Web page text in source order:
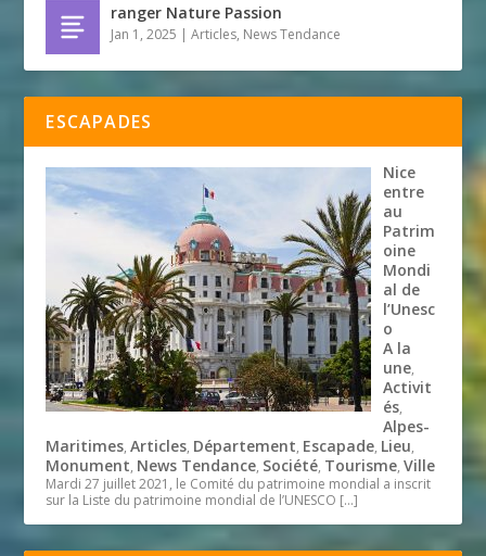
ranger Nature Passion
Jan 1, 2025 |Articles, News Tendance
ESCAPADES
Nice
entre
au
Patrim
oine
Mondi
al de
l’Unesc
o
A la
une,
Activit
és,
Alpes-
Maritimes,Articles, Département, Escapade, Lieu,
Monument, News Tendance, Société, Tourisme,Ville
Mardi 27 juillet 2021, le Comité du patrimoine mondial a inscrit
sur la Liste du patrimoine mondial de l’UNESCO […]